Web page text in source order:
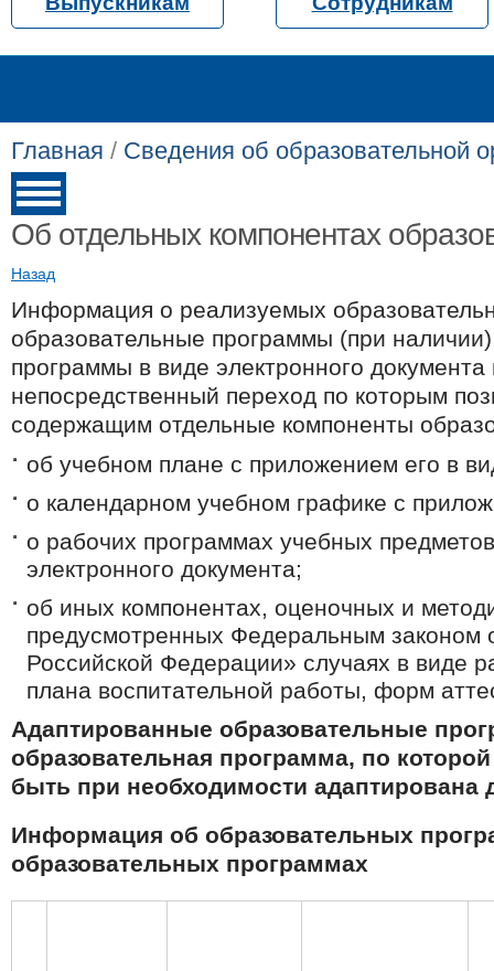
Главная / Сведения об образовательной
Об отдельных компонентах
Назад
Информация о реализуемых
образовательные программы (при
программы в виде электронного
непосредственный переход по которым
содержащим отдельные компоненты
об учебном плане с приложением его в
о календарном учебном графике с
о рабочих программах учебных
электронного документа;
об иных компонентах, оценочных и
предусмотренных Федеральным
Российской Федерации» случаях в виде
плана воспитательной работы, форм
Адаптированные образовательные
образовательная программа, по
быть при необходимости
Информация об образовательных
образовательных программах